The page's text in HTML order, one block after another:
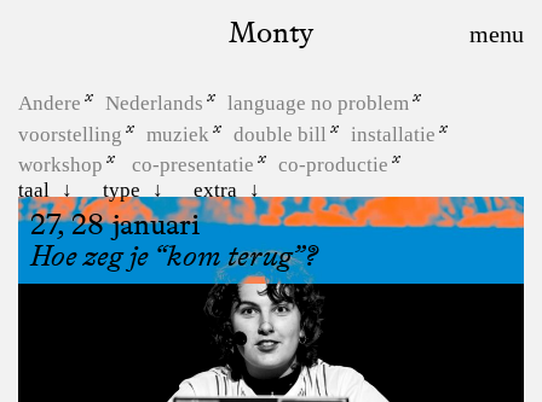
Monty
Andere Nederlands
language no problem
voorstelling
muziek double bill
installatie
workshop
co-presentatie
co-productie
taal
type extra
27, 28 januari
Hoe zeg je “kom terug”?